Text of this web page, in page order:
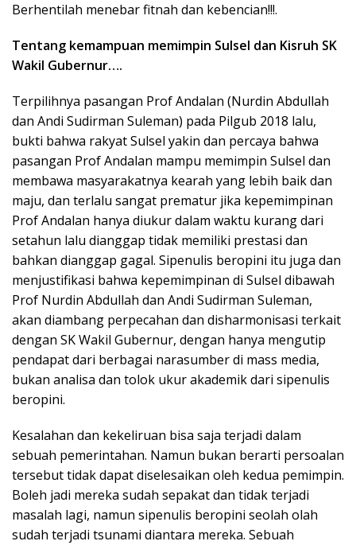
Berhentilah menebar fitnah dan kebencian!!!.
Tentang kemampuan memimpin Sulsel dan Kisruh SK
Wakil Gubernur….
Terpilihnya pasangan Prof Andalan (Nurdin Abdullah
dan Andi Sudirman Suleman) pada Pilgub 2018 lalu,
bukti bahwa rakyat Sulsel yakin dan percaya bahwa
pasangan Prof Andalan mampu memimpin Sulsel dan
membawa masyarakatnya kearah yang lebih baik dan
maju, dan terlalu sangat prematur jika kepemimpinan
Prof Andalan hanya diukur dalam waktu kurang dari
setahun lalu dianggap tidak memiliki prestasi dan
bahkan dianggap gagal. Sipenulis beropini itu juga dan
menjustifikasi bahwa kepemimpinan di Sulsel dibawah
Prof Nurdin Abdullah dan Andi Sudirman Suleman,
akan diambang perpecahan dan disharmonisasi terkait
dengan SK Wakil Gubernur, dengan hanya mengutip
pendapat dari berbagai narasumber di mass media,
bukan analisa dan tolok ukur akademik dari sipenulis
beropini.
Kesalahan dan kekeliruan bisa saja terjadi dalam
sebuah pemerintahan. Namun bukan berarti persoalan
tersebut tidak dapat diselesaikan oleh kedua pemimpin.
Boleh jadi mereka sudah sepakat dan tidak terjadi
masalah lagi, namun sipenulis beropini seolah olah
sudah terjadi tsunami diantara mereka. Sebuah